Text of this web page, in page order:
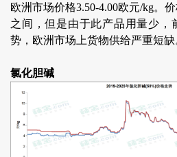
欧洲市场价格3.50-4.00欧元/kg。
之间，但是由于此产品用量少，
势，欧洲市场上货物供给严重短缺
氯化胆碱